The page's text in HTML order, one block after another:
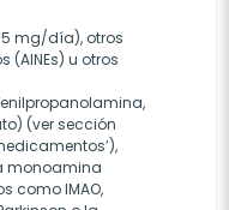
mg/día), otros
u otros
(ver sección
monoamina
como IMAO,